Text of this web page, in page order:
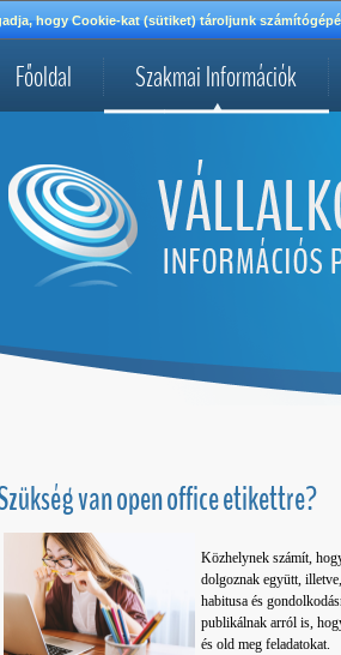
hogy Cookie-kat (sütiket) tároljunk
Főoldal Szakmai Információk
van open office etikettre?
Közhelynek számít,
dolgoznak együtt,
habitusa és
publikálnak arról is,
és old meg feladatokat.